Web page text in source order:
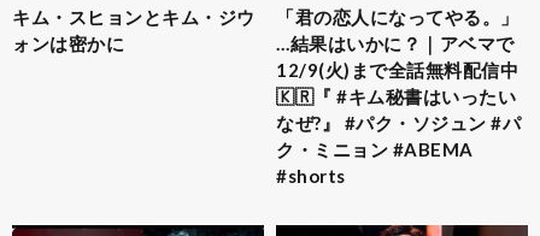
キム・スヒョンとキム・ジウ
ォンは密かに
「君の恋人になってやる。」
…結果はいかに？｜アベマで
12/9(火)まで全話無料配信中
🇰🇷『 #キム秘書はいったい
なぜ?』 #パク・ソジュン #パ
ク・ミニョン #ABEMA
#shorts